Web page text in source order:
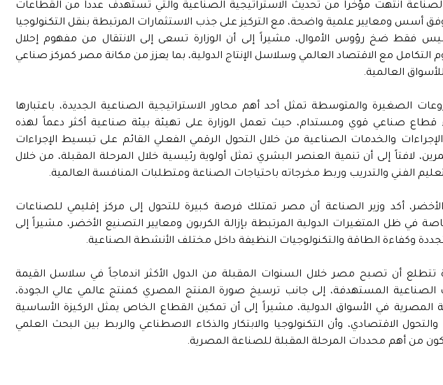
الصناعة انتهت مؤخراً من تحديث الاستراتيجية الصناعية والتي تستهدف عدداً من القطاعات
وفق أسس ومعايير علمية واضحة، مع التركيز على جذب الاستثمارات المرتبطة بنقل التكنولوجيا
فقط ضخ رؤوس الأموال، مشيراً إلى أن الوزارة تسعى إلى الانتقال من مفهوم إحلال
التكامل مع الاقتصاد العالمي وسلاسل الإنتاج الدولية، بما يعزز من مكانة مصر كمركز صناعي
العالمية.
الصغيرة والمتوسطة تمثل أحد أهم محاور الاستراتيجية الصناعية الجديدة، باعتبارها
قطاع صناعي قوي ومستدام، حيث تعمل الوزارة على تهيئة بيئة صناعية أكثر دعماً لهذه
والخدمات الصناعية من خلال التحول الرقمي الفعلي القائم على تبسيط الإجراءات
لافتاً إلى أن تنمية العنصر البشري تمثل أولوية رئيسية خلال المرحلة المقبلة، من خلال
الفني والتدريب وربط مخرجاته باحتياجات الصناعة ومتطلبات المنافسة العالمية.
أكد وزير الصناعة أن مصر تمتلك فرصة كبيرة للتحول إلى مركز إقليمي للصناعات
في ظل المتغيرات الدولية المرتبطة بإزالة الكربون ومعايير التصنيع الأخضر، مشيراً إلى
وكفاءة الطاقة والتكنولوجيات النظيفة داخل مختلف الأنشطة الصناعية.
تتطلع أن تصبح مصر خلال السنوات المقبلة من الدول الأكثر اندماجاً في سلاسل القيمة
الصناعية المستهدفة، إلى جانب ترسيخ صورة المنتج المصري كمنتج عالمي عالي الجودة،
المصرية في الأسواق الدولية، مشيراً إلى أن تمكين القطاع الخاص يمثل الركيزة الأساسية
الاقتصادي، وأن التكنولوجيا والابتكار والذكاء الاصطناعي والربط بين البحث العلمي
من أهم محددات المرحلة المقبلة للصناعة المصرية.